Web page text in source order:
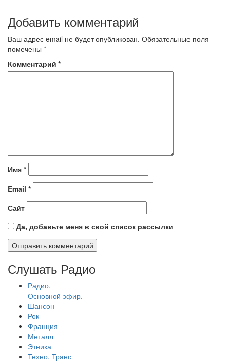
Добавить комментарий
Ваш адрес email не будет опубликован. Обязательные поля
помечены *
Комментарий *
Имя *
Email *
Сайт
Да, добавьте меня в свой список рассылки
Слушать Радио
Радио.
Основной эфир.
Шансон
Рок
Франция
Металл
Этника
Техно, Транс